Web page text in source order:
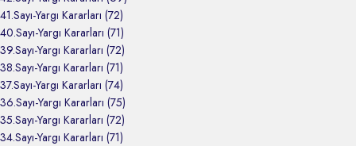
41.Sayı-Yargı Kararları (72)
40.Sayı-Yargı Kararları (71)
39.Sayı-Yargı Kararları (72)
38.Sayı-Yargı Kararları (71)
37.Sayı-Yargı Kararları (74)
36.Sayı-Yargı Kararları (75)
35.Sayı-Yargı Kararları (72)
34.Sayı-Yargı Kararları (71)